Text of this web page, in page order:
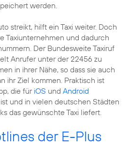
werden.
streikt, hilft ein Taxi weiter. Doch
Taxiunternehmen und dadurch
Der Bundesweite Taxiruf
Anrufer unter der 22456 zu
in ihrer Nähe, so dass sie auch
ihr Ziel kommen. Praktisch ist
die für iOS und Android
und in vielen deutschen Städten
das gewünschte Taxi liefert.
der E-Plus